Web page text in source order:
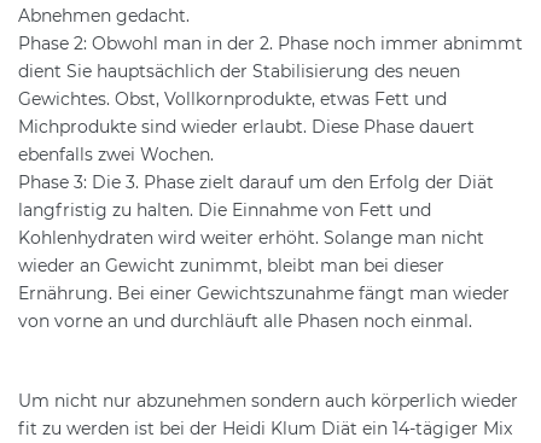
Abnehmen gedacht.
Phase 2: Obwohl man in der 2. Phase noch immer abnimmt
dient Sie hauptsächlich der Stabilisierung des neuen
Gewichtes. Obst, Vollkornprodukte, etwas Fett und
Michprodukte sind wieder erlaubt. Diese Phase dauert
ebenfalls zwei Wochen.
Phase 3: Die 3. Phase zielt darauf um den Erfolg der Diät
langfristig zu halten. Die Einnahme von Fett und
Kohlenhydraten wird weiter erhöht. Solange man nicht
wieder an Gewicht zunimmt, bleibt man bei dieser
Ernährung. Bei einer Gewichtszunahme fängt man wieder
von vorne an und durchläuft alle Phasen noch einmal.
Um nicht nur abzunehmen sondern auch körperlich wieder
fit zu werden ist bei der Heidi Klum Diät ein 14-tägiger Mix